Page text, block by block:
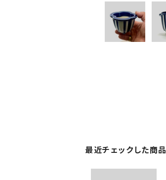
最近チェックした商品